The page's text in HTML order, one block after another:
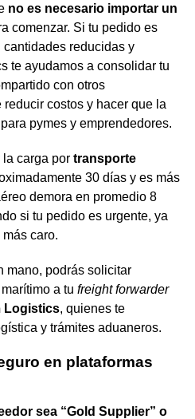
no es necesario importar un
comenzar. Si tu pedido es
cantidades reducidas y
te ayudamos a consolidar tu
con otros
costos y hacer que la
pymes y emprendedores.
la carga por transporte
30 días y es más
demora en promedio 8
si tu pedido es urgente, ya
caro.
mano, podrás solicitar
a tu freight forwarder
Logistics, quienes te
y trámites aduaneros.
en plataformas
sea “Gold Supplier” o